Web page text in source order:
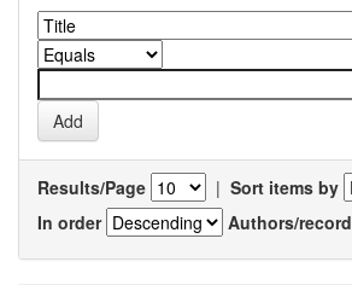
Results/Page | Sort items by
In order
Authors/record